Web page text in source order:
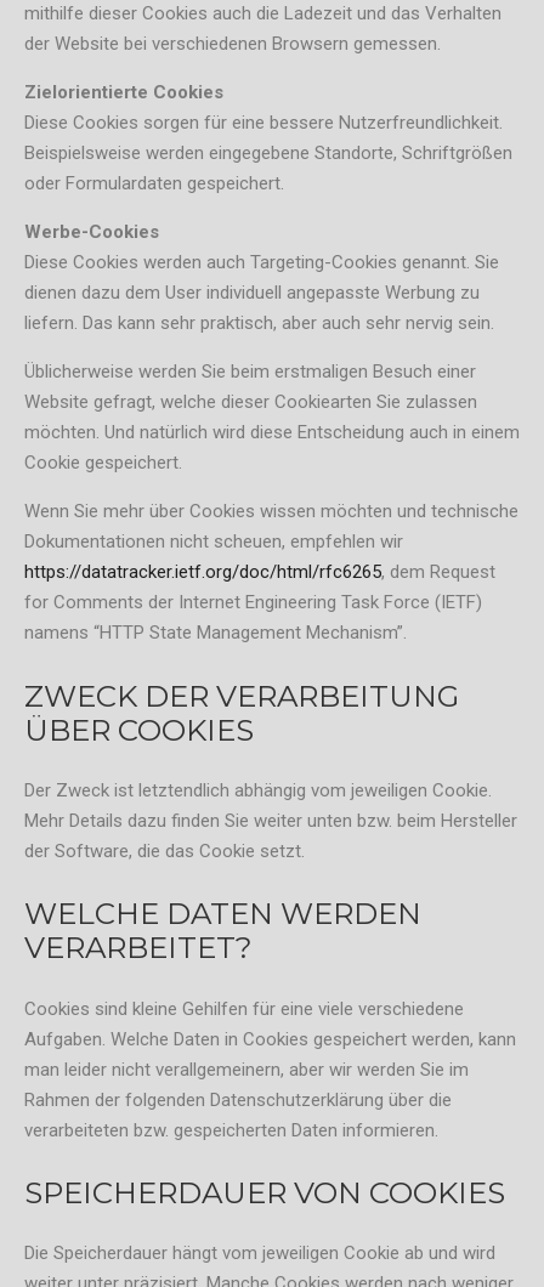
mithilfe dieser Cookies auch die Ladezeit und das Verhalten
der Website bei verschiedenen Browsern gemessen.
Zielorientierte Cookies
Diese Cookies sorgen für eine bessere Nutzerfreundlichkeit.
Beispielsweise werden eingegebene Standorte, Schriftgrößen
oder Formulardaten gespeichert.
Werbe-Cookies
Diese Cookies werden auch Targeting-Cookies genannt. Sie
dienen dazu dem User individuell angepasste Werbung zu
liefern. Das kann sehr praktisch, aber auch sehr nervig sein.
Üblicherweise werden Sie beim erstmaligen Besuch einer
Website gefragt, welche dieser Cookiearten Sie zulassen
möchten. Und natürlich wird diese Entscheidung auch in einem
Cookie gespeichert.
Wenn Sie mehr über Cookies wissen möchten und technische
Dokumentationen nicht scheuen, empfehlen wir
https://datatracker.ietf.org/doc/html/rfc6265, dem Request
for Comments der Internet Engineering Task Force (IETF)
namens “HTTP State Management Mechanism”.
ZWECK DER VERARBEITUNG
ÜBER COOKIES
Der Zweck ist letztendlich abhängig vom jeweiligen Cookie.
Mehr Details dazu finden Sie weiter unten bzw. beim Hersteller
der Software, die das Cookie setzt.
WELCHE DATEN WERDEN
VERARBEITET?
Cookies sind kleine Gehilfen für eine viele verschiedene
Aufgaben. Welche Daten in Cookies gespeichert werden, kann
man leider nicht verallgemeinern, aber wir werden Sie im
Rahmen der folgenden Datenschutzerklärung über die
verarbeiteten bzw. gespeicherten Daten informieren.
SPEICHERDAUER VON COOKIES
Die Speicherdauer hängt vom jeweiligen Cookie ab und wird